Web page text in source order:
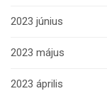
2023 június
2023 május
2023 április